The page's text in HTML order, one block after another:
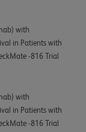
with
in Patients with
-816 Trial
with
in Patients with
-816 Trial